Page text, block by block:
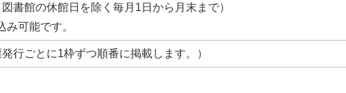
書館の休館日を除く毎月1日から月末まで）
可能です。
行ごとに1枠ずつ順番に掲載します。）